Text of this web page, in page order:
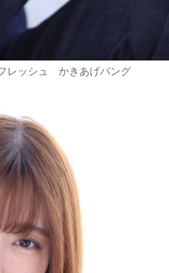
ッシュ かきあげバング